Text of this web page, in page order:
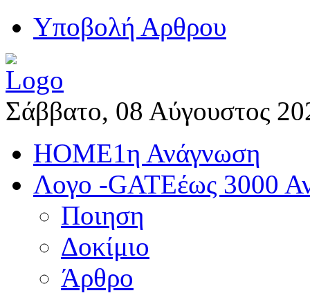
Yποβολή Αρθρου
Σάββατο, 08 Αύγουστος
HOME1η Ανάγνωση
Λογο -GATEέως 3000
Ποιηση
Δοκίμιο
Άρθρο